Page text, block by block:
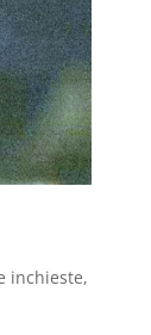
inchieste,